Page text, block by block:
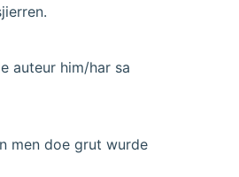
auteur him/har sa
men doe grut wurde